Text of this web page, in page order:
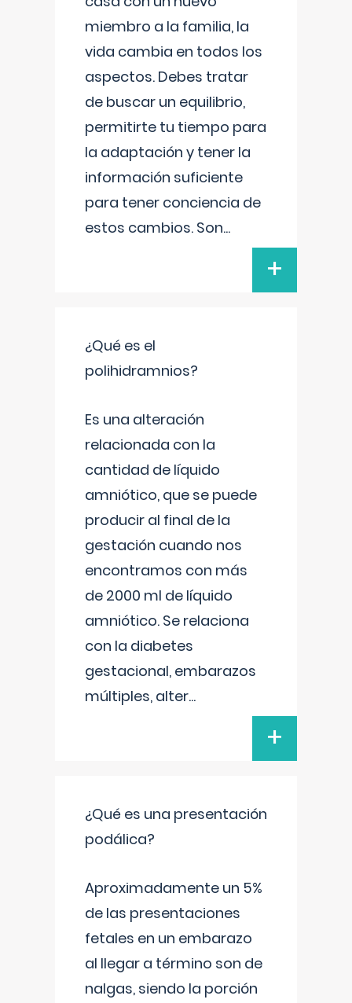
miembro a la familia, la
vida cambia en todos los
aspectos. Debes tratar
de buscar un equilibrio,
permitirte tu tiempo para
la adaptación y tener la
información suficiente
para tener conciencia de
estos cambios. Son...
+
¿Qué es el
polihidramnios?
Es una alteración
relacionada con la
cantidad de líquido
amniótico, que se puede
producir al final de la
gestación cuando nos
encontramos con más
de 2000 ml de líquido
amniótico. Se relaciona
con la diabetes
gestacional, embarazos
múltiples, alter...
+
¿Qué es una presentación
podálica?
Aproximadamente un 5%
de las presentaciones
fetales en un embarazo
al llegar a término son de
nalgas, siendo la porción